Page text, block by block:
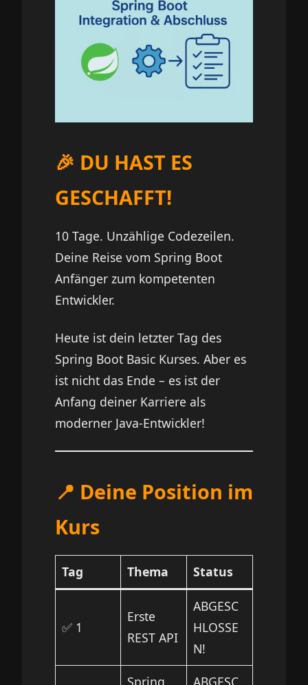
🎉 DU HAST ES
GESCHAFFT!
10 Tage. Unzählige Codezeilen.
Deine Reise vom Spring Boot
Anfänger zum kompetenten
Entwickler.
Heute ist dein letzter Tag des
Spring Boot Basic Kurses. Aber es
ist nicht das Ende – es ist der
Anfang deiner Karriere als
moderner Java-Entwickler!
📍 Deine Position im
Kurs
Tag Thema Status
✅ 1
Erste
REST API
ABGESC
HLOSSE
N!
Spring
ABGESC